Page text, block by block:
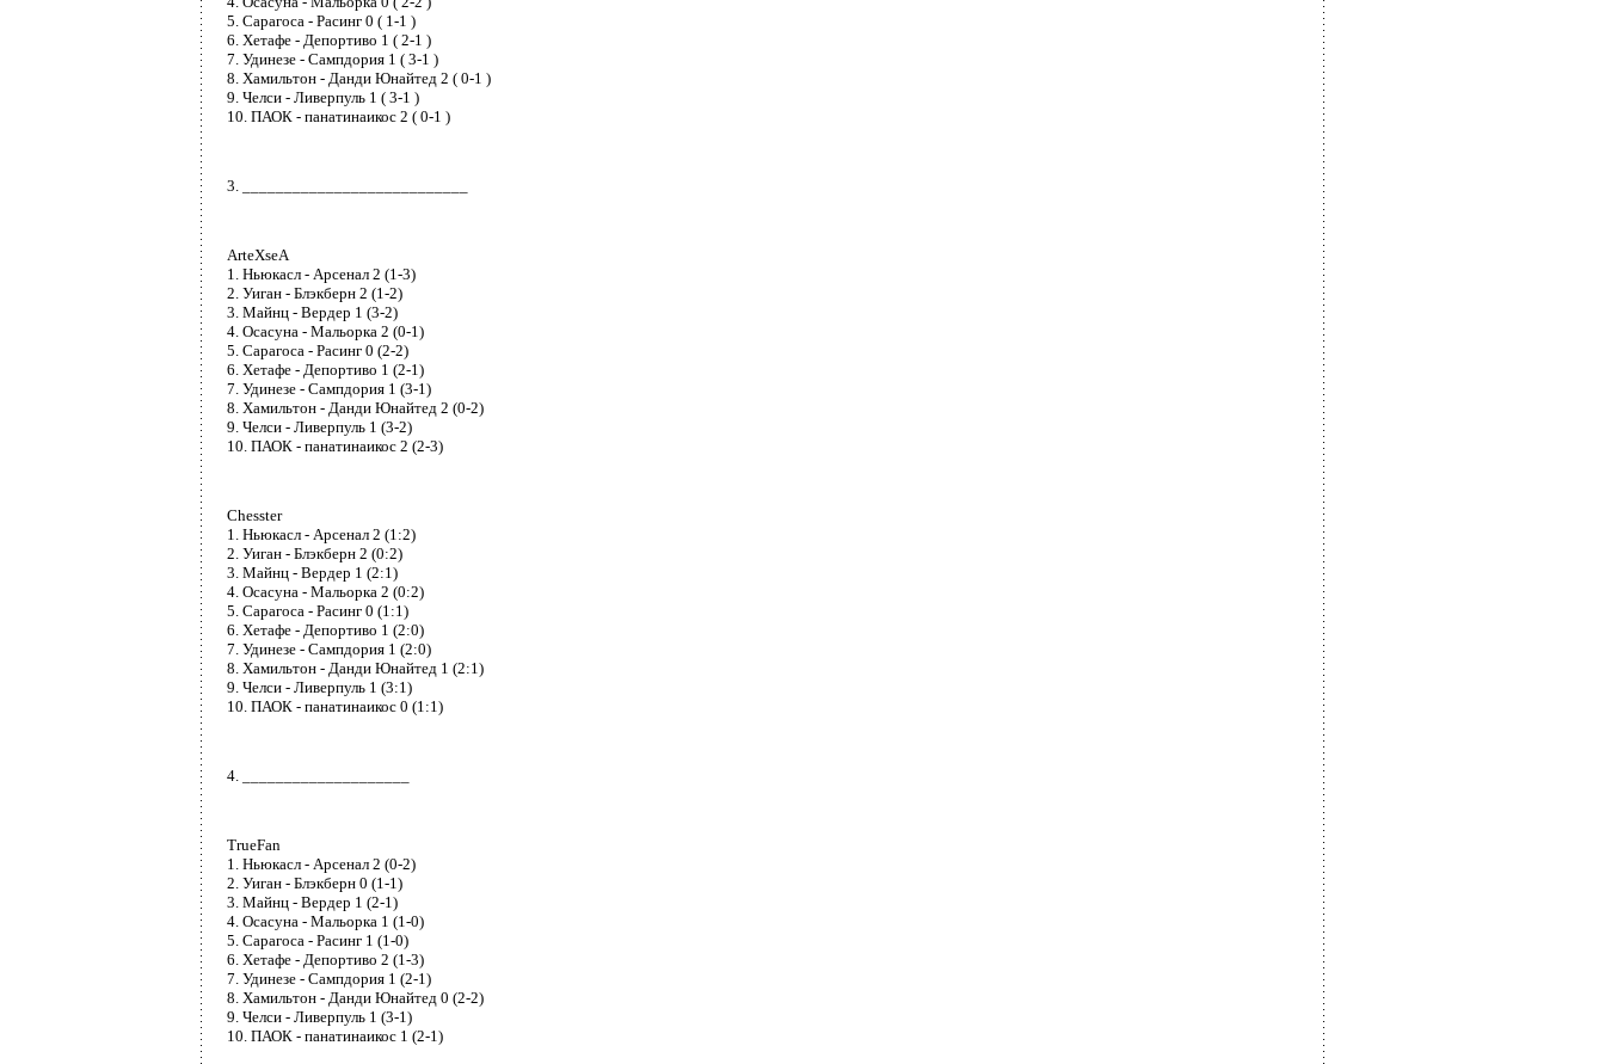
5. Сарагоса - Расинг 0 ( 1-1 )
6. Хетафе - Депортиво 1 ( 2-1 )
7. Удинезе - Сампдория 1 ( 3-1 )
8. Хамильтон - Данди Юнайтед 2 ( 0-1 )
9. Челси - Ливерпуль 1 ( 3-1 )
10. ПАОК - панатинаикос 2 ( 0-1 )
3. ___________________________
ArteXseA
1. Ньюкасл - Арсенал 2 (1-3)
2. Уиган - Блэкберн 2 (1-2)
3. Майнц - Вердер 1 (3-2)
4. Осасуна - Мальорка 2 (0-1)
5. Сарагоса - Расинг 0 (2-2)
6. Хетафе - Депортиво 1 (2-1)
7. Удинезе - Сампдория 1 (3-1)
8. Хамильтон - Данди Юнайтед 2 (0-2)
9. Челси - Ливерпуль 1 (3-2)
10. ПАОК - панатинаикос 2 (2-3)
Chesster
1. Ньюкасл - Арсенал 2 (1:2)
2. Уиган - Блэкберн 2 (0:2)
3. Майнц - Вердер 1 (2:1)
4. Осасуна - Мальорка 2 (0:2)
5. Сарагоса - Расинг 0 (1:1)
6. Хетафе - Депортиво 1 (2:0)
7. Удинезе - Сампдория 1 (2:0)
8. Хамильтон - Данди Юнайтед 1 (2:1)
9. Челси - Ливерпуль 1 (3:1)
10. ПАОК - панатинаикос 0 (1:1)
4. ____________________
TrueFan
1. Ньюкасл - Арсенал 2 (0-2)
2. Уиган - Блэкберн 0 (1-1)
3. Майнц - Вердер 1 (2-1)
4. Осасуна - Мальорка 1 (1-0)
5. Сарагоса - Расинг 1 (1-0)
6. Хетафе - Депортиво 2 (1-3)
7. Удинезе - Сампдория 1 (2-1)
8. Хамильтон - Данди Юнайтед 0 (2-2)
9. Челси - Ливерпуль 1 (3-1)
10. ПАОК - панатинаикос 1 (2-1)